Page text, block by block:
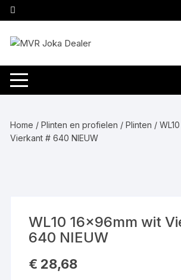
naar
inhoud
Home /Plinten en profielen /Plinten /
Vierkant # 640 NIEUW
WL10 16x96mm wit
640 NIEUW
€ 28,68